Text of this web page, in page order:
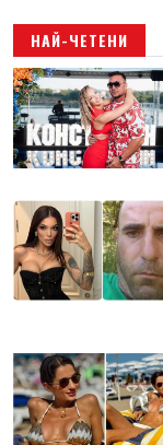
НАЙ-ЧЕТЕНИ